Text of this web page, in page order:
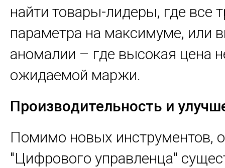
найти товары-лидеры, где все
параметра на максимуме, или
аномалии – где высокая цена
ожидаемой маржи.
Производительность и
Помимо новых инструментов,
"Цифрового управленца"